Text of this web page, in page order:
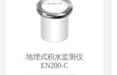
地埋式积水监测仪
EN200-C